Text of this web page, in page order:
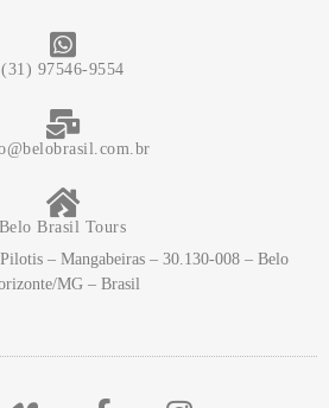
(31) 97546-9554
Belo Brasil Tours
– Mangabeiras – 30.130-008 – Belo
MG – Brasil